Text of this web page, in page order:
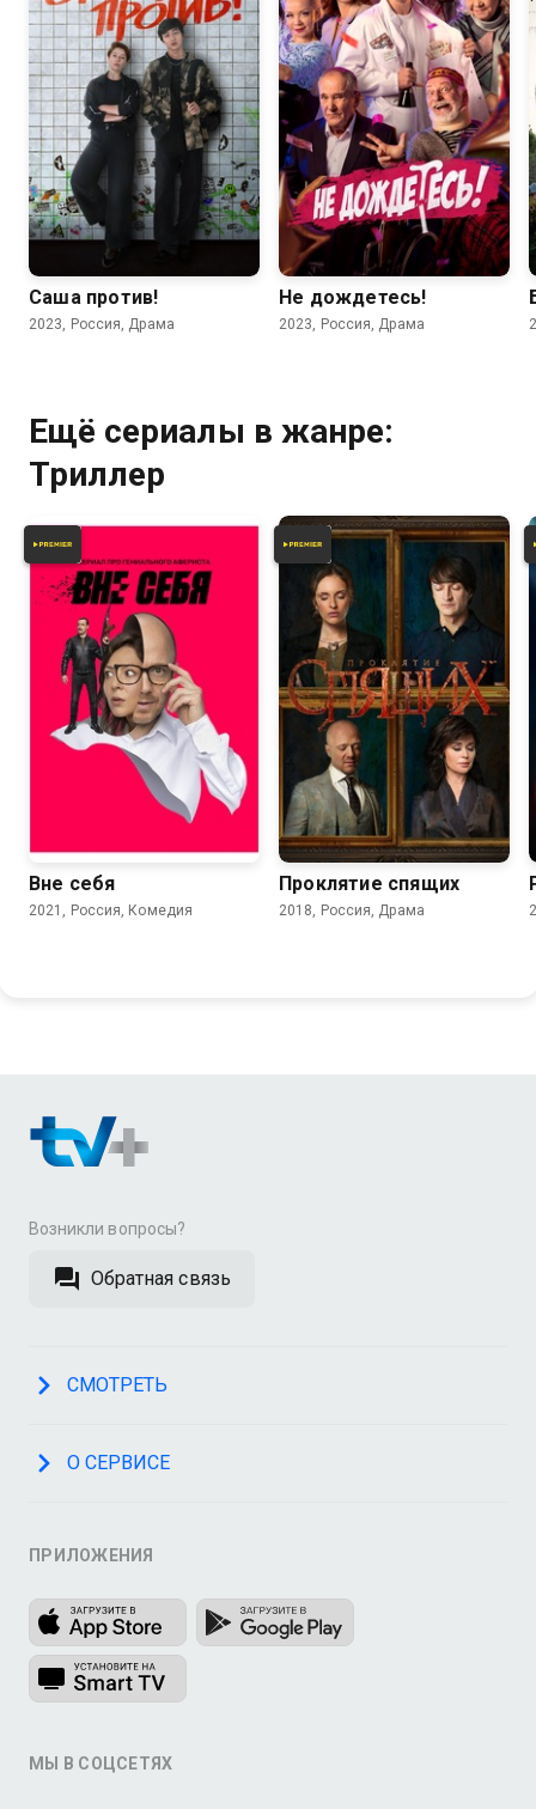
6.4
Саша против!
2023, Россия, Драма
5.6
Не дождетесь!
2023, Россия, Драма
Ещё сериалы в жанре:
Триллер
Вне себя
2021, Россия, Комедия
7.4 6.0
Проклятие спящих
2018, Россия, Драма
Возникли вопросы?
Обратная связь
СМОТРЕТЬ
О СЕРВИСЕ
ПРИЛОЖЕНИЯ
МЫ В СОЦСЕТЯХ